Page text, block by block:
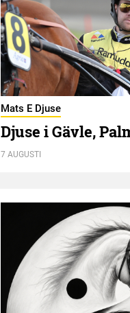
Mats E Djuse
Djuse i Gävle,
7 AUGUSTI